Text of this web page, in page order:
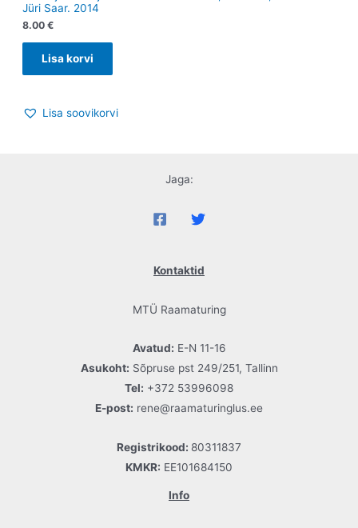
Jüri Saar. 2014
8.00 €
Lisa korvi
Lisa soovikorvi
Jaga:
Kontaktid
MTÜ Raamaturing
Avatud: E-N 11-16
Asukoht: Sõpruse pst 249/251, Tallinn
Tel: +372 53996098
E-post: rene@raamaturinglus.ee
Registrikood: 80311837
KMKR: EE101684150
Info